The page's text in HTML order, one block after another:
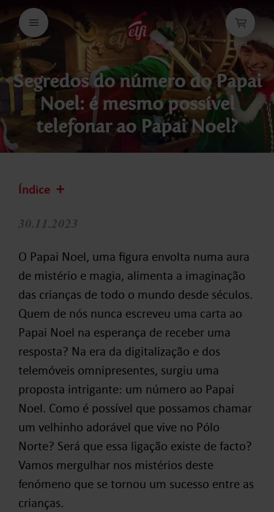
Avançar
conteúdos
Menu Cesta
Segredos do número do Papai
Noel: é mesmo possível
telefonar ao Papai Noel?
Índice
30.11.2023
O Papai Noel, uma figura envolta numa aura
de mistério e magia, alimenta a imaginação
das crianças de todo o mundo desde séculos.
Quem de nós nunca escreveu uma carta ao
Papai Noel na esperança de receber uma
resposta? Na era da digitalização e dos
telemóveis omnipresentes, surgiu uma
proposta intrigante: um número ao Papai
Noel. Como é possível que possamos chamar
um velhinho adorável que vive no Pólo
Norte? Será que essa ligação existe de facto?
Vamos mergulhar nos mistérios deste
fenómeno que se tornou um sucesso entre as
crianças.